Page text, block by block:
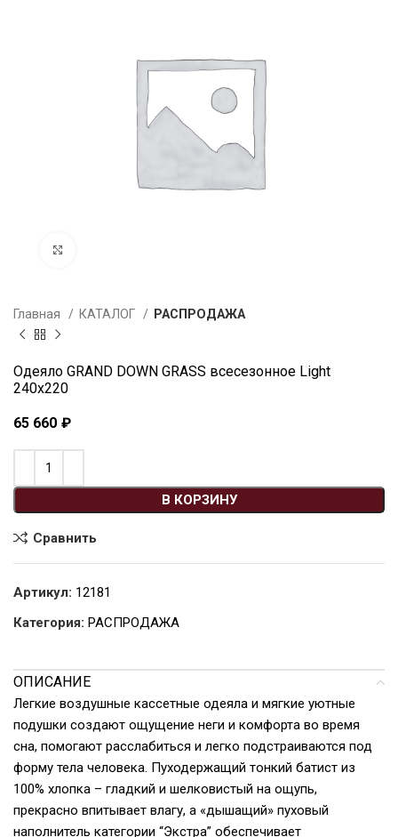
Главная КАТАЛОГ РАСПРОДАЖА
Одеяло GRAND DOWN GRASS всесезонное Light
240х220
65 660 ₽
В КОРЗИНУ
Сравнить
Артикул: 12181
Категория: РАСПРОДАЖА
ОПИСАНИЕ
Легкие воздушные кассетные одеяла и мягкие уютные
подушки создают ощущение неги и комфорта во время
сна, помогают расслабиться и легко подстраиваются под
форму тела человека. Пуходержащий тонкий батист из
100% хлопка – гладкий и шелковистый на ощупь,
прекрасно впитывает влагу, а «дышащий» пуховый
наполнитель категории “Экстра” обеспечивает